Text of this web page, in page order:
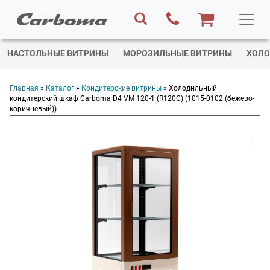
НАСТОЛЬНЫЕ ВИТРИНЫ МОРОЗИЛЬНЫЕ ВИТРИНЫ
Главная » Каталог » Кондитерские витрины » Холодильный
кондитерский шкаф Carboma D4 VM 120-1 (R120C) (1015-0102 (бежево-
коричневый))